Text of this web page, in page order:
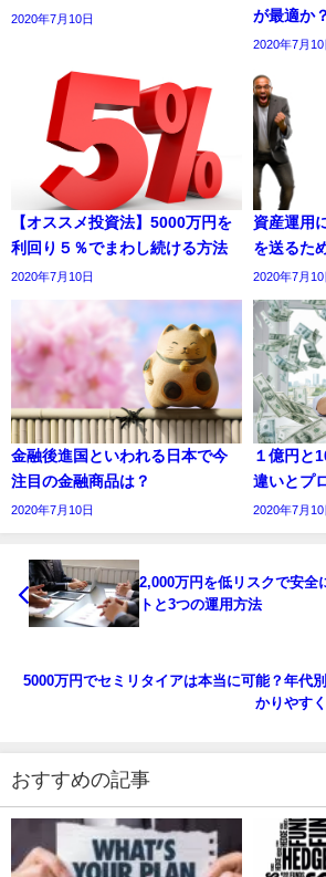
2020年7月10日
が最適か？
2020年7月10
【オススメ投資法】5000万円を
利回り５％でまわし続ける方法
2020年7月10日
資産運用
を送るた
2020年7月10
金融後進国といわれる日本で今
注目の金融商品は？
2020年7月10日
１億円と
違いとプ
2020年7月10
2,000万円を低リスクで安全
トと3つの運用方法
5000万円でセミリタイアは本当に可能？年代
かりやす
おすすめの記事